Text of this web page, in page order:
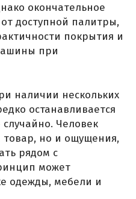
окончательное
доступной палитры,
покрытия и
при
наличии нескольких
останавливается
Человек
товар, но и ощущения,
рядом с
может
одежды, мебели и